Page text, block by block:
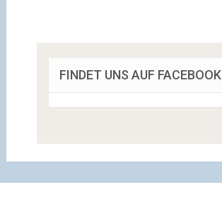
FINDET UNS AUF FACEBOOK